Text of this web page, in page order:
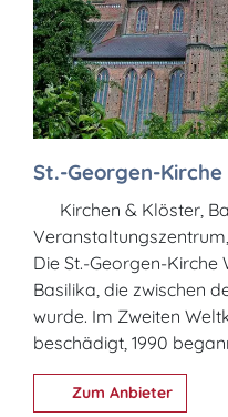
St.-Georgen-
Kirchen & Klöster,
Die St.-Georgen-
Basilika, die zwischen
wurde. Im Zweiten
beschädigt, 1990
Zum Anbieter